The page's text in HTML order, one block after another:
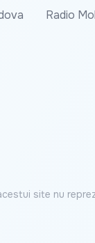
Radio
site nu